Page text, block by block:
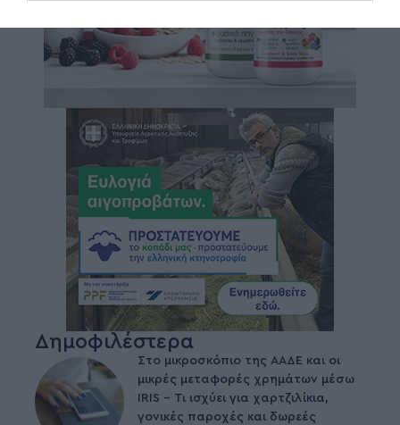
Δημοφιλέστερα
Στο μικροσκόπιο της ΑΑΔΕ και οι
μικρές μεταφορές χρημάτων μέσω
IRIS – Τι ισχύει για χαρτζιλίκια,
γονικές παροχές και δωρεές